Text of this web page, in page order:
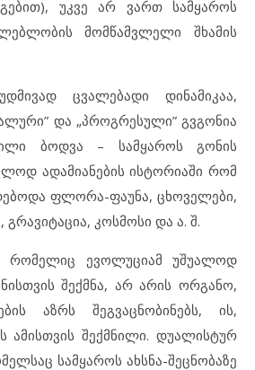
უკვე არ ვართ სამყაროს
მომწამვლელი შხამის
ცვალებადი დინამიკაა,
და „პროგრესული” გვგონია
ბოდვა – სამყაროს გონის
ადამიანების ისტორიაში რომ
ფლორა-ფაუნა, ცხოველები,
კოსმოსი და ა. შ.
რომელიც ევოლუციამ უშუალოდ
შექმნა, არ არის ორგანო,
აზრს შეგვაცნობინებს, ის,
შექმნილი. დუალისტურ
სამყაროს ახსნა-შეცნობაზე